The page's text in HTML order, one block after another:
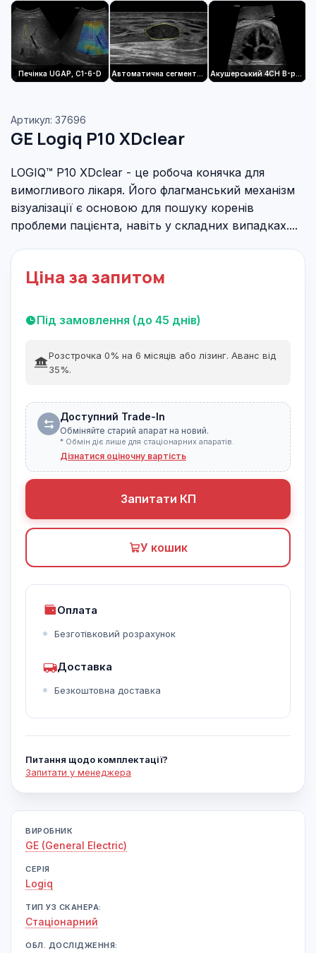
Печінка UGAP, C1-6-D
Артикул: 37696
GE Logiq P10 XDclear
LOGIQ™ P10 XDclear - це робоча конячка для
вимогливого лікаря. Його флагманський механізм
візуалізації є основою для пошуку коренів
проблеми пацієнта, навіть у складних випадках....
Ціна за запитом
Під замовлення (до 45 днів)
Розстрочка 0% на 6 місяців або лізинг. Аванс від
35%.
Доступний Trade-In
Обміняйте старий апарат на новий.
* Обмін діє лише для стаціонарних апаратів.
Дізнатися оціночну вартість
Запитати КП
У кошик
Оплата
Безготівковий розрахунок
Доставка
Безкоштовна доставка
Питання щодо комплектації?
Запитати у менеджера
ВИРОБНИК
GE (General Electric)
СЕРІЯ
Logiq
ТИП УЗ СКАНЕРА:
Cтаціонарний
ОБЛ. ДОСЛІДЖЕННЯ: